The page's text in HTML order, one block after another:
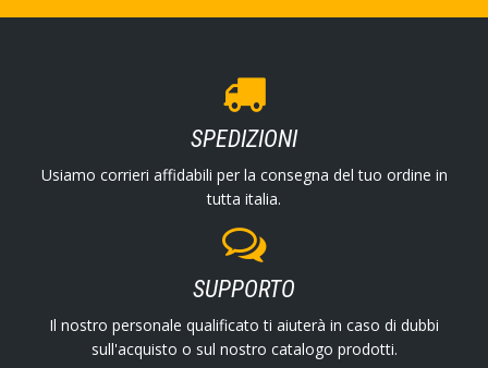
SPEDIZIONI
Usiamo corrieri affidabili per la consegna del tuo ordine in
tutta italia.
SUPPORTO
Il nostro personale qualificato ti aiuterà in caso di dubbi
sull'acquisto o sul nostro catalogo prodotti.